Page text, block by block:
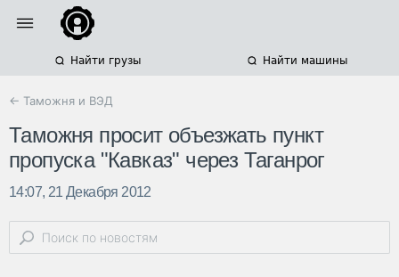
Найти грузы Найти машины
← Таможня и ВЭД
Таможня просит объезжать пункт
пропуска "Кавказ" через Таганрог
14:07, 21 Декабря 2012